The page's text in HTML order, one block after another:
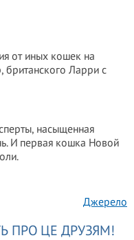
от иных кошек на
британского Ларри с
насыщенная
И первая кошка Новой
Джерело
ПРО ЦЕ ДРУЗЯМ!